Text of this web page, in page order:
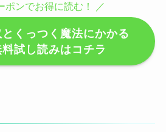
ポンでお得に読む！ ／
とくっつく魔法にかかる
試し読みはコチラ